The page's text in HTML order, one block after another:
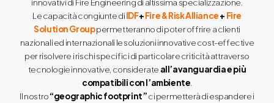
Le capacità congiunte diIDF+Fire & Risk Alliance+ Fire
Solution Grouppermetteranno di poter offrire a clienti
nazionali ed internazionali le soluzioni innovative cost-effective
per risolvere i rischi specifici di particolare criticità attraverso
tecnologie innovative, considerate all’avanguardia e più
compatibili con l’ambiente.
Il nostro“geographic footprint”ci permetterà di espandere i